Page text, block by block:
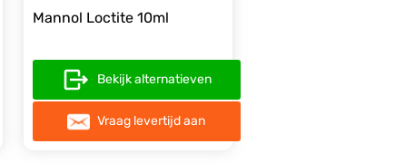
Mannol Loctite 10ml
Bekijk alternatieven
Vraag levertijd aan